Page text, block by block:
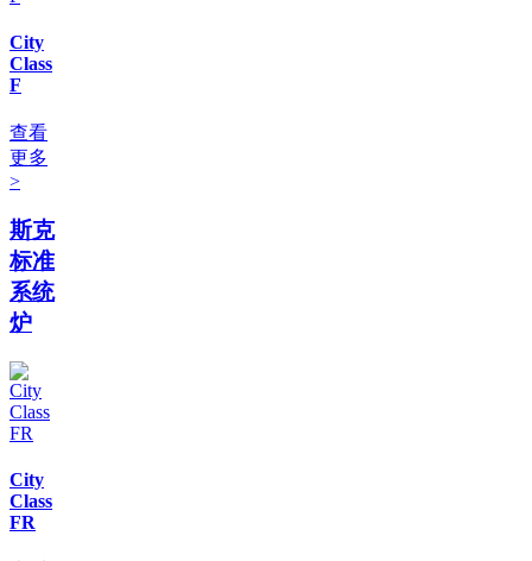
City
Class
F
查看
更多
>
斯克
标准
系统
炉
City
Class
FR